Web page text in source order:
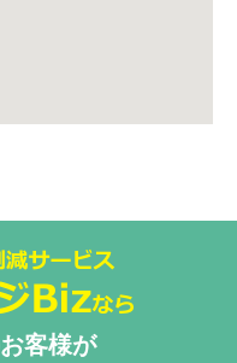
スエネチェン
客様が